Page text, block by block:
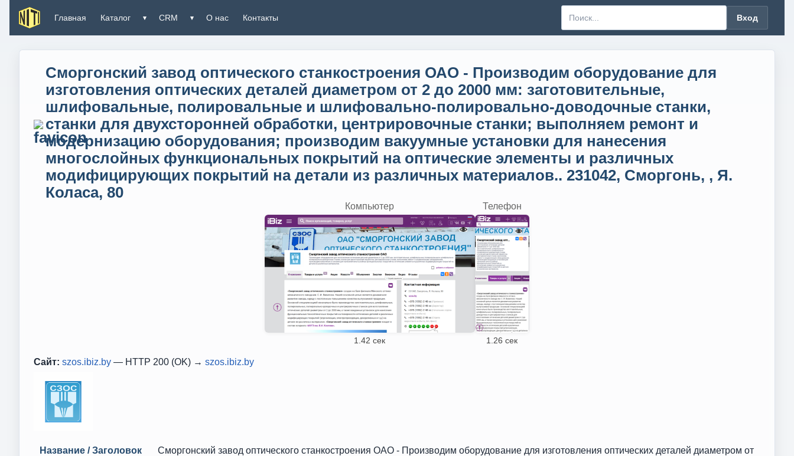
Главная Каталог ▾ CRM ▾ О нас Контакты Вход
Сморгонский завод оптического станкостроения ОАО - Производим оборудование для
изготовления оптических деталей диаметром от 2 до 2000 мм: заготовительные,
шлифовальные, полировальные и шлифовально-полировально-доводочные станки,
станки для двухсторонней обработки, центрировочные станки; выполняем ремонт и
модернизацию оборудования; производим вакуумные установки для нанесения
многослойных функциональных покрытий на оптические элементы и различных
модифицирующих покрытий на детали из различных материалов.. 231042, Сморгонь, , Я.
Коласа, 80
Компьютер
1.42 сек
Телефон
1.26 сек
Сайт: szos.ibiz.by — HTTP 200 (OK) → szos.ibiz.by
Название / Заголовок
Сморгонский завод оптического станкостроения ОАО - Производим оборудование для изготовления оптических деталей диаметром от